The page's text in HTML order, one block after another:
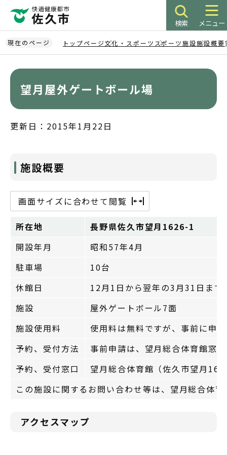
ペ
ー
ジ
検索 メニュー
現在のページ トップページ文化・スポーツ スポーツ施設施設概要
望月屋外ゲートボール場
更新日：2015年1月22日
施設概要
画面サイズに合わせて閲覧
所在地
長野県佐久市望月1626-1
開設年月
昭和57年4月
駐車場
10台
休館日
12月1日から翌年の3月31日まで
施設
屋外ゲートボール7面
施設使用料
使用料は無料ですが、事前に申
予約、受付方法
事前申請は、望月総合体育館窓
予約、受付窓口
望月総合体育館（佐久市望月
この施設に関するお問い合わせ等は、望月総合体
アクセスマップ